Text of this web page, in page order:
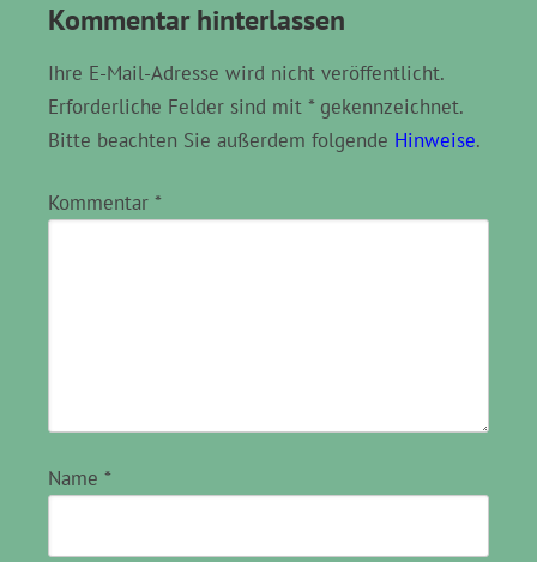
Kommentar hinterlassen
Ihre E-Mail-Adresse wird nicht veröffentlicht.
Erforderliche Felder sind mit * gekennzeichnet.
Bitte beachten Sie außerdem folgende Hinweise.
Kommentar *
Name *